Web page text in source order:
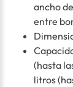
ancho
entre
(hasta
litros